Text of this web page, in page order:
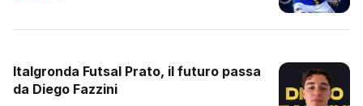
Italgronda Futsal Prato, il futuro passa
da Diego Fazzini